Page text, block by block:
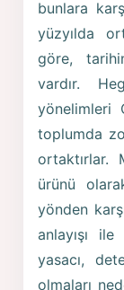
bunlara
yüzyılda
göre,
vardır.
yönelimleri
toplumda
ortaktırlar.
ürünü
yönden
anlayışı
yasacı,
olmaları